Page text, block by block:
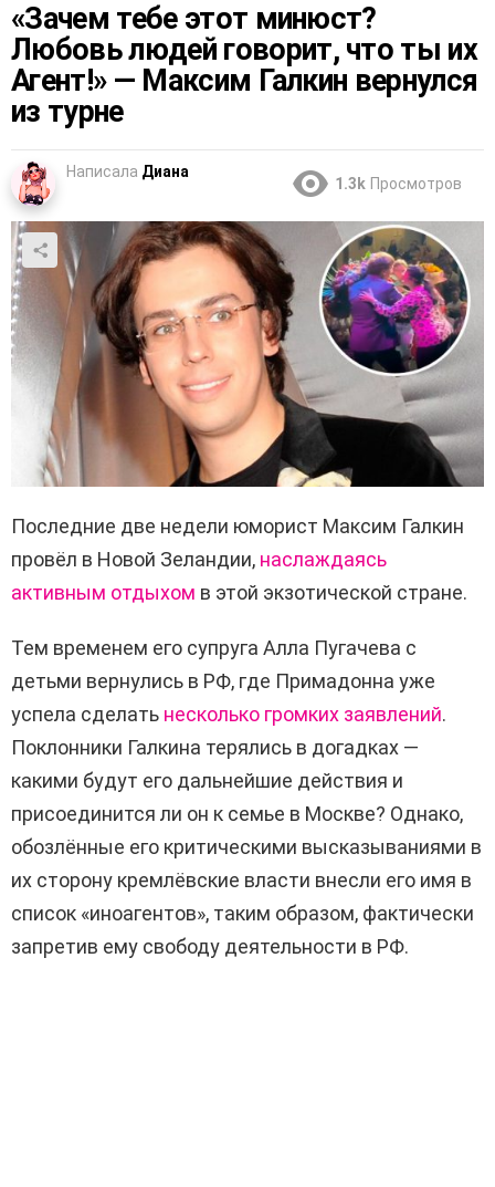
«Зачем тебе этот минюст?
Любовь людей говорит, что ты их
Агент!» — Максим Галкин вернулся
из турне
Написала Диана
1.3k Просмотров
Последние две недели юморист Максим Галкин
провёл в Новой Зеландии, наслаждаясь
активным отдыхом в этой экзотической стране.
Тем временем его супруга Алла Пугачева с
детьми вернулись в РФ, где Примадонна уже
успела сделать несколько громких заявлений.
Поклонники Галкина терялись в догадках —
какими будут его дальнейшие действия и
присоединится ли он к семье в Москве? Однако,
обозлённые его критическими высказываниями в
их сторону кремлёвские власти внесли его имя в
список «иноагентов», таким образом, фактически
запретив ему свободу деятельности в РФ.